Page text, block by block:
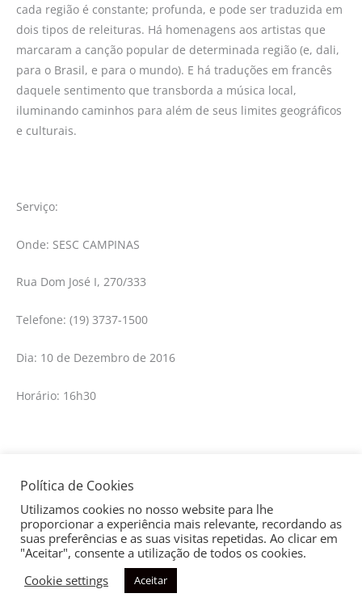
cada região é constante; profunda, e pode ser traduzida em
dois tipos de releituras. Há homenagens aos artistas que
marcaram a canção popular de determinada região (e, dali,
para o Brasil, e para o mundo). E há traduções em francês
daquele sentimento que transborda a música local,
iluminando caminhos para além de seus limites geográficos
e culturais.
Serviço:
Onde: SESC CAMPINAS
Rua Dom José I, 270/333
Telefone: (19) 3737-1500
Dia: 10 de Dezembro de 2016
Horário: 16h30
←Post anterior
Copyright © 2026 Aliança Francesa de Campinas
Política de Cookies
Utilizamos cookies no nosso website para lhe
proporcionar a experiência mais relevante, recordando as
suas preferências e as suas visitas repetidas. Ao clicar em
"Aceitar", consente a utilização de todos os cookies.
Cookie settings
Aceitar